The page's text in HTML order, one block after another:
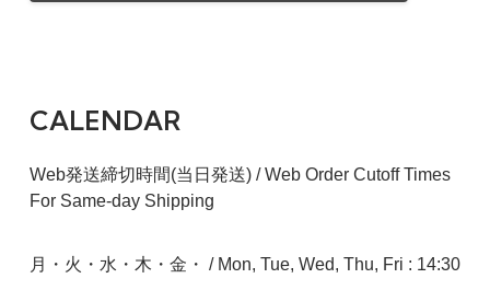
CALENDAR
Web発送締切時間(当日発送) / Web Order Cutoff Times
For Same-day Shipping
月・火・水・木・金・ / Mon, Tue, Wed, Thu, Fri : 14:30